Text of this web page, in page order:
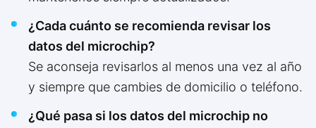
¿Cada cuánto se recomienda revisar los
datos del microchip?
Se aconseja revisarlos al menos una vez al año
y siempre que cambies de domicilio o teléfono.
¿Qué pasa si los datos del microchip no